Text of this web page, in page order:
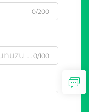
0/200
0/100